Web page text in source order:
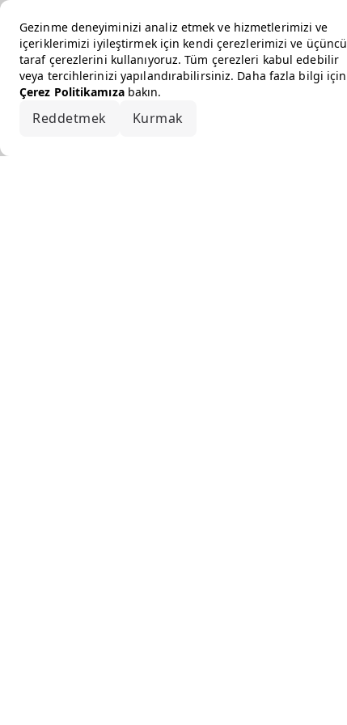
Gezinme deneyiminizi analiz etmek ve hizmetlerimizi ve
içeriklerimizi iyileştirmek için kendi çerezlerimizi ve üçüncü
taraf çerezlerini kullanıyoruz. Tüm çerezleri kabul edebilir
veya tercihlerinizi yapılandırabilirsiniz. Daha fazla bilgi için
Çerez Politikamızabakın.
Reddetmek Kurmak